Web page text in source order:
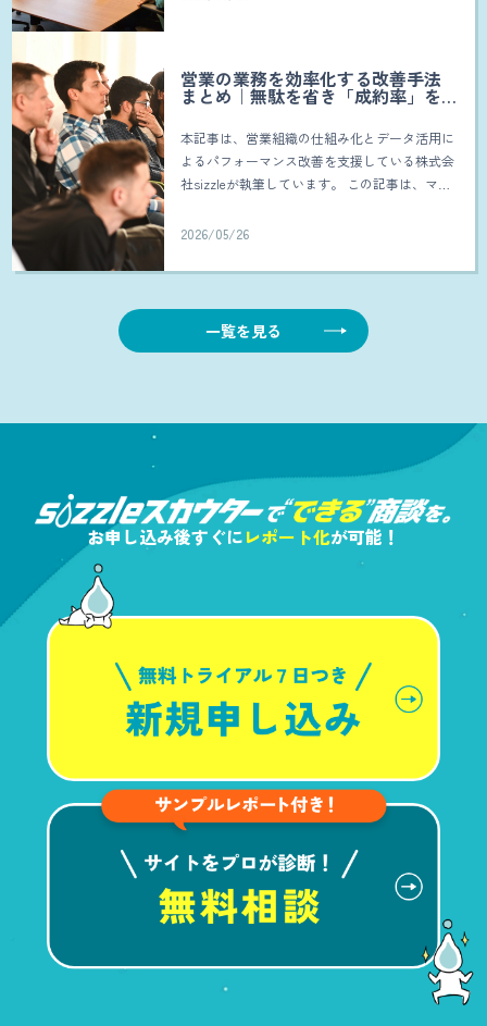
営業の業務を効率化する改善手法
まとめ｜無駄を省き「成約率」を
最大化する組織の作り方
本記事は、営業組織の仕組み化とデータ活用に
よるパフォーマンス改善を支援している株式会
社sizzleが執筆しています。 この記事は、マネ
ような悩みを抱えている営業マネージャー、チ
2026/05/26
一覧を見る
お申し込み後すぐにレポート化が可能！